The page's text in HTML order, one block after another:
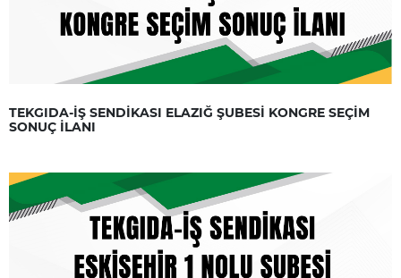
TEKGIDA-İŞ SENDİKASI ELAZIĞ ŞUBESİ KONGRE SEÇİM
SONUÇ İLANI